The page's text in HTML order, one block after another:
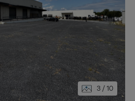
3 / 10